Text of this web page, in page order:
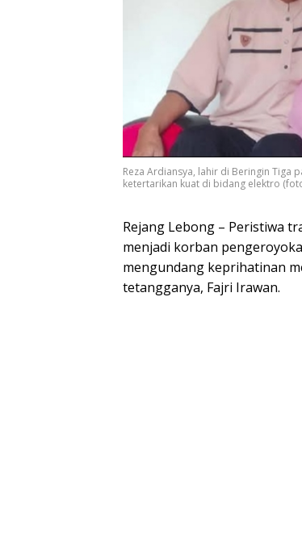
Reza Ardiansya, lahir di Beringin Tiga
ketertarikan kuat di bidang elektro
Rejang Lebong – Peristiwa
menjadi korban
mengundang keprihatinan
tetangganya, Fajri Irawan.